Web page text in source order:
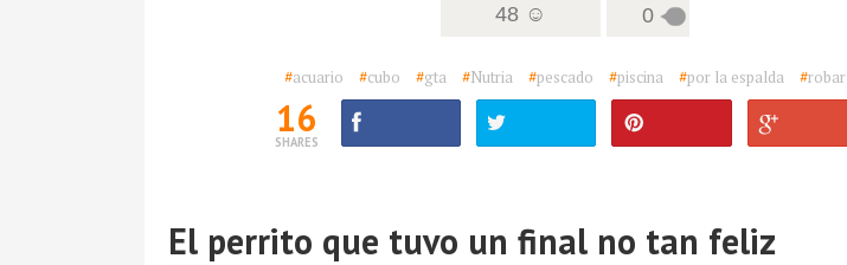
48 ☺ 0
#acuario #cubo #gta #Nutria #pescado #piscina #por la espalda #robar
16
SHARES
El perrito que tuvo un final no tan feliz